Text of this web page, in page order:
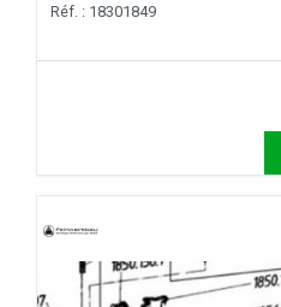
Réf. : 18301849